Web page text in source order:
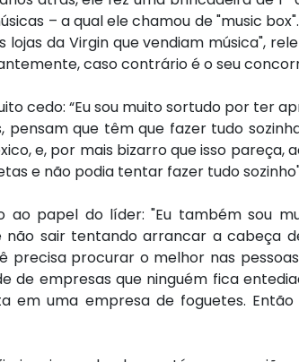
– a qual ele chamou de "music
da Virgin que vendiam música",
caso contrário é o seu
cedo: “Eu sou muito sortudo por ter
pensam que têm que fazer tudo
e, por mais bizarro que isso pareça,
e não podia tentar fazer tudo
papel do líder: "Eu também sou
sair tentando arrancar a cabeça
procurar o melhor nas
de empresas que ninguém fica
uma empresa de foguetes.